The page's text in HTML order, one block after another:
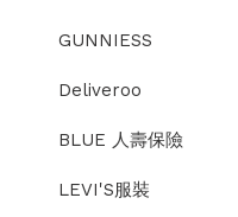
GUNNIESS
Deliveroo
BLUE 人壽保險
LEVI'S服裝